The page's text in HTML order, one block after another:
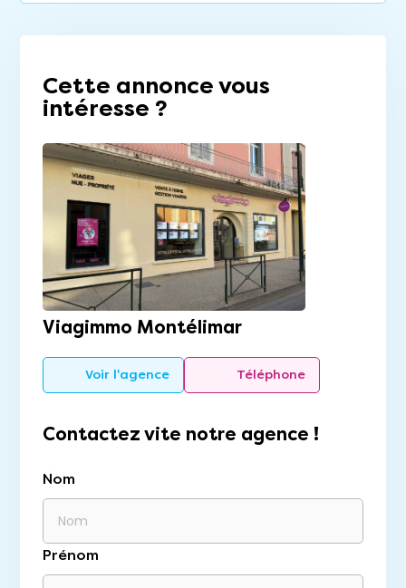
Cette annonce vous
intéresse ?
Viagimmo Montélimar
Voir l'agence Téléphone
Contactez vite notre agence !
Nom
Prénom